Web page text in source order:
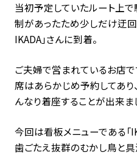
当初予定していたルート上
制があったため少しだけ迂
IKADA」さんに到着。
ご夫婦で営まれているお店で
席はあらかじめ予約してあり
んなり着座することが出来ま
今回は看板メニューである「
歯ごたえ抜群のむかし鳥と具